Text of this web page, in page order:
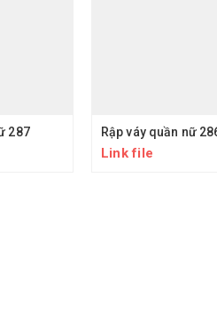
287 Rập váy quần nữ
Link file